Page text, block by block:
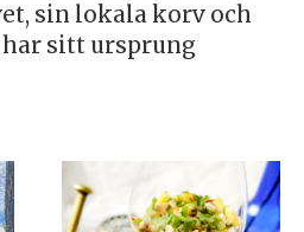
sin lokala korv och
sitt ursprung